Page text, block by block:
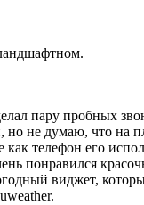
пару пробных
не думаю, что на
телефон его
понравился
виджет,